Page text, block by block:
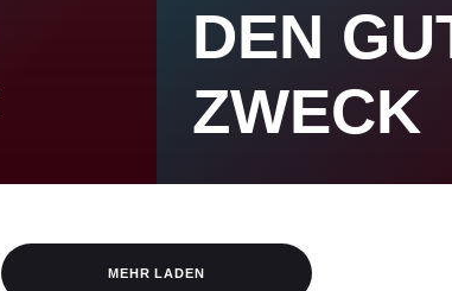
DEN
ZWECK
MEHR LADEN